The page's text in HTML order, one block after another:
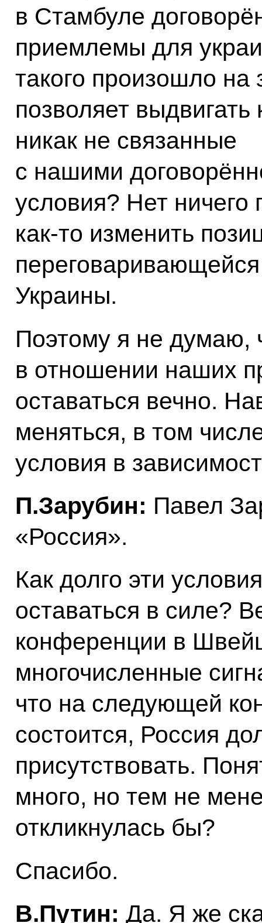
в Стамбуле
приемлемы для
такого произошло на
позволяет
никак не связанные
с нашими
условия? Нет ничего
как-то изменить
Украины.
Поэтому я не думаю,
в отношении наших
оставаться вечно.
меняться, в том
условия в
П.Зарубин: Павел
«Россия».
Как долго эти
оставаться в силе?
конференции в
многочисленные
что на следующей
состоится, Россия
присутствовать.
много, но тем не
откликнулась бы?
Спасибо.
В.Путин: Да. Я же